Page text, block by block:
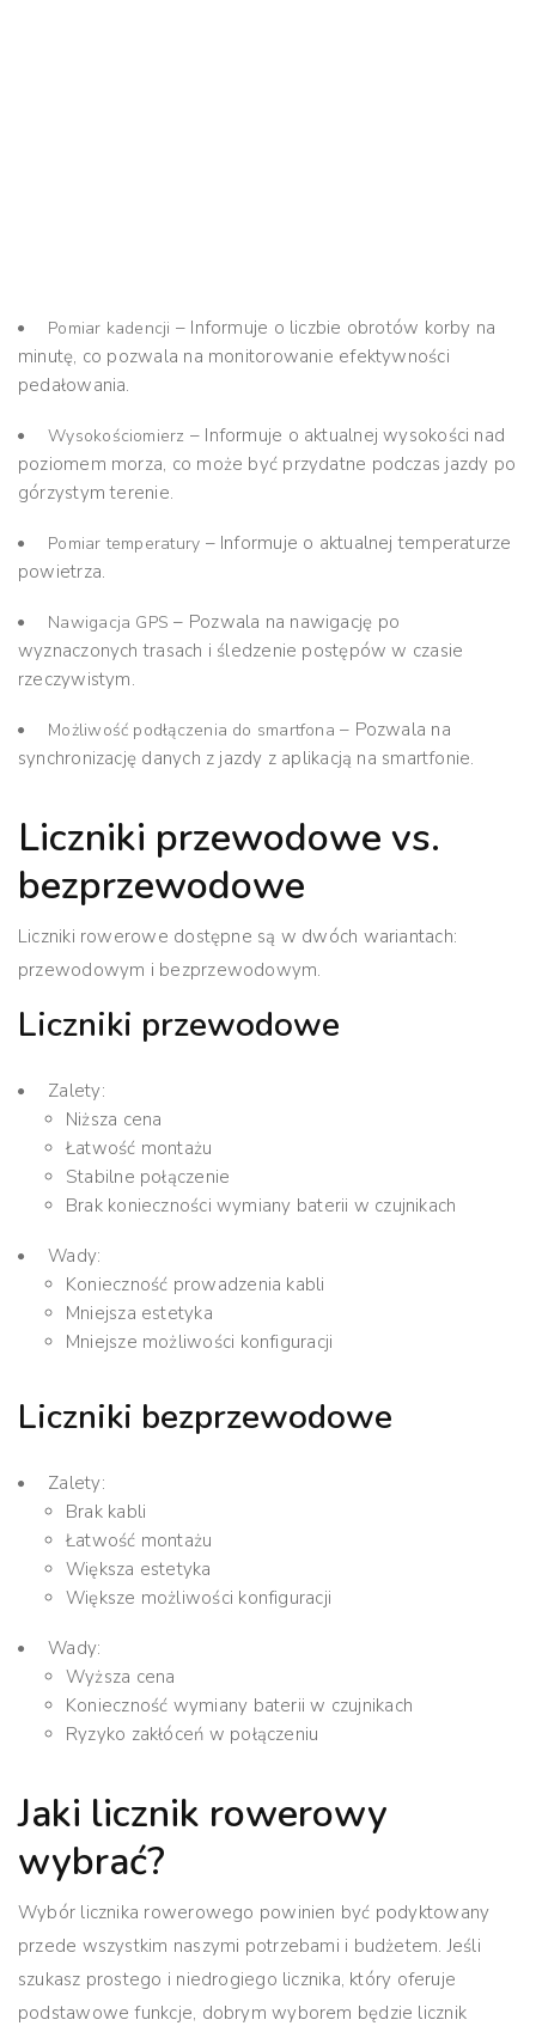
Pomiar kadencji – Informuje o liczbie obrotów korby na
minutę, co pozwala na monitorowanie efektywności
pedałowania.
Wysokościomierz – Informuje o aktualnej wysokości nad
poziomem morza, co może być przydatne podczas jazdy po
górzystym terenie.
Pomiar temperatury – Informuje o aktualnej temperaturze
powietrza.
Nawigacja GPS – Pozwala na nawigację po
wyznaczonych trasach i śledzenie postępów w czasie
rzeczywistym.
Możliwość podłączenia do smartfona – Pozwala na
synchronizację danych z jazdy z aplikacją na smartfonie.
Liczniki przewodowe vs.
bezprzewodowe
Liczniki rowerowe dostępne są w dwóch wariantach:
przewodowym i bezprzewodowym.
Liczniki przewodowe
Zalety:
Niższa cena
Łatwość montażu
Stabilne połączenie
Brak konieczności wymiany baterii w czujnikach
Wady:
Konieczność prowadzenia kabli
Mniejsza estetyka
Mniejsze możliwości konfiguracji
Liczniki bezprzewodowe
Zalety:
Brak kabli
Łatwość montażu
Większa estetyka
Większe możliwości konfiguracji
Wady:
Wyższa cena
Konieczność wymiany baterii w czujnikach
Ryzyko zakłóceń w połączeniu
Jaki licznik rowerowy
wybrać?
Wybór licznika rowerowego powinien być podyktowany
przede wszystkim naszymi potrzebami i budżetem. Jeśli
szukasz prostego i niedrogiego licznika, który oferuje
podstawowe funkcje, dobrym wyborem będzie licznik